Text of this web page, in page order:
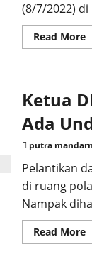
(8/7/2022) di
Read More
Ketua
Ada
putra
Pelantikan
di ruang
Nampak
Read More